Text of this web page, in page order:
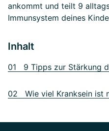
ankommt und teilt 9
Immunsystem deines
Inhalt
02 Wie viel Kranksein ist